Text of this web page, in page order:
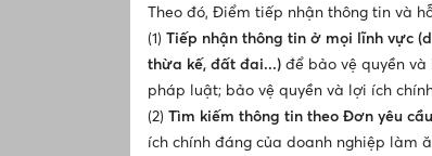
Theo đó, Điểm tiếp nhận thông tin và
(1) Tiếp nhận thông tin ở mọi lĩnh vực
thừa kế, đất đai...) để bảo vệ quyền
pháp luật; bảo vệ quyền và lợi ích
(2) Tìm kiếm thông tin theo Đơn yêu
ích chính đáng của doanh nghiệp làm